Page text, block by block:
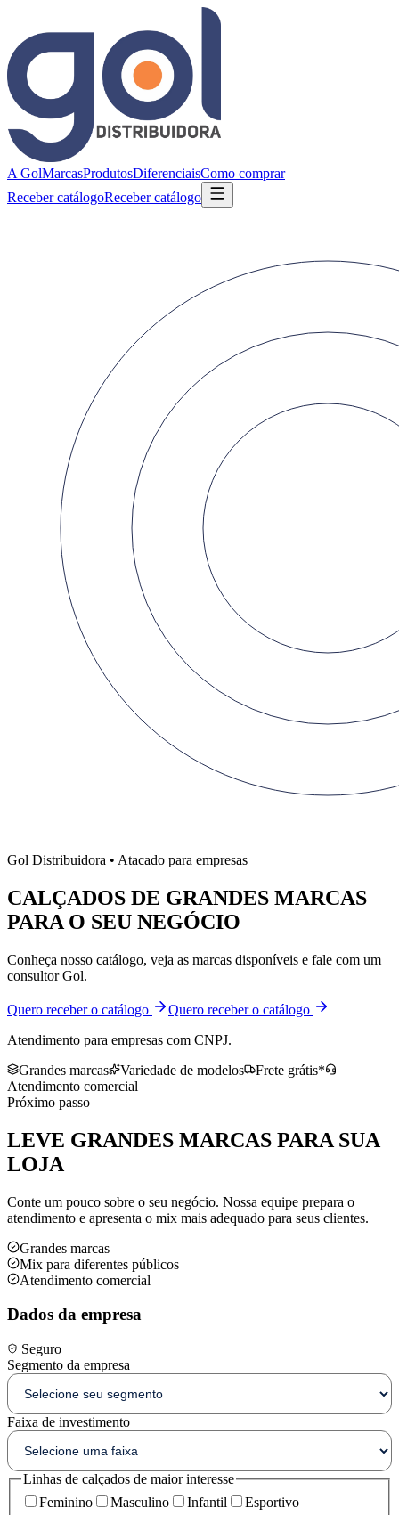
A GolMarcasProdutosDiferenciaisComo comprar
Receber catálogoReceber catálogo
Gol Distribuidora • Atacado para empresas
CALÇADOS DE GRANDES MARCAS
PARA O SEU NEGÓCIO
Conheça nosso catálogo, veja as marcas disponíveis e fale com um
consultor Gol.
Quero receber o catálogo
Quero receber o catálogo
Atendimento para empresas com CNPJ.
Grandes marcas
Variedade de modelos
Frete grátis*
Atendimento comercial
Próximo passo
LEVE GRANDES MARCAS PARA SUA
LOJA
Conte um pouco sobre o seu negócio. Nossa equipe prepara o
atendimento e apresenta o mix mais adequado para seus clientes.
Grandes marcas
Mix para diferentes públicos
Atendimento comercial
Dados da empresa
Seguro
Segmento da empresa
Faixa de investimento
Linhas de calçados de maior interesse
Feminino
Masculino Infantil
Esportivo